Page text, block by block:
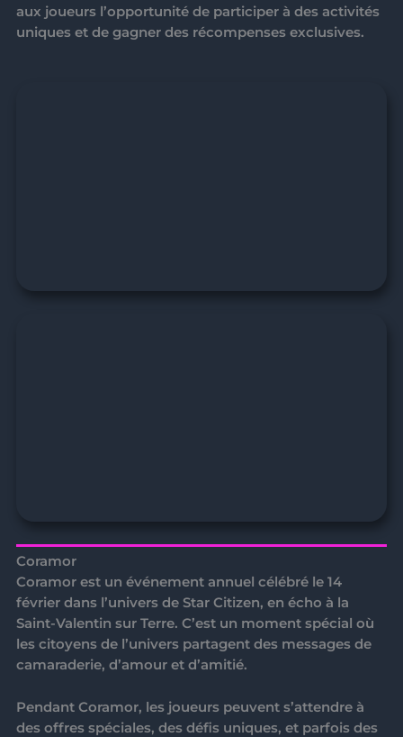
aux joueurs l’opportunité de participer à des activités
uniques et de gagner des récompenses exclusives.
Coramor
Coramorest un événement annuel célébré le 14
février dans l’univers de Star Citizen, en écho à la
Saint-Valentin sur Terre. C’est un moment spécial où
les citoyens de l’univers partagent des messages de
camaraderie, d’amour et d’amitié.
Pendant Coramor, les joueurs peuvent s’attendre à
des offres spéciales, des défis uniques, et parfois des